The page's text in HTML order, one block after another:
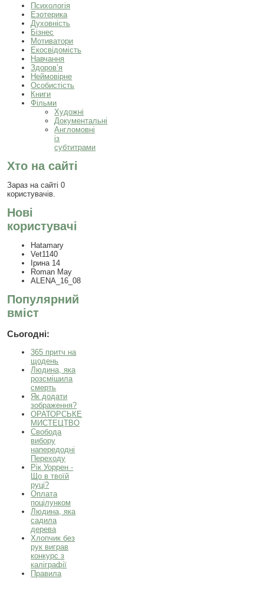
Психологія
Езотерика
Духовність
Бізнес
Мотиватори
Екосвідомість
Навчання
Здоров’я
Неймовірне
Особистість
Книги
Фільми
Художні
Документальні
Англомовні
із
субтитрами
Хто на сайті
Зараз на сайті 0
користувачів.
Нові
користувачі
Hatamary
Vet1140
Ірина 14
Roman May
ALENA_16_08
Популярний
вміст
Сьогодні:
365 притч на
щодень
Людина, яка
розсмішила
смерть
Як додати
зображення?
ОРАТОРСЬКЕ
МИСТЕЦТВО
Свобода
вибору
напередодні
Переходу
Рік Уоррен -
Що в твоїй
руці?
Оплата
поцілунком
Людина, яка
садила
дерева
Хлопчик без
рук виграв
конкурс з
каліграфії
Правила